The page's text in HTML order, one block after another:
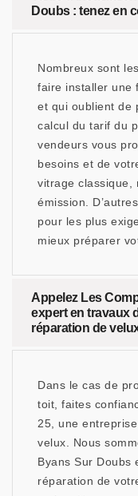
Doubs : tenez en
Nombreux sont
faire installer une
et qui oublient de
calcul du tarif du
vendeurs vous
besoins et de
vitrage classique,
émission.
pour les plus
mieux préparer
Appelez Les
expert en travaux
réparation de
Dans le cas de
toit, faites
25, une
velux. Nous
Byans Sur Doubs
réparation de